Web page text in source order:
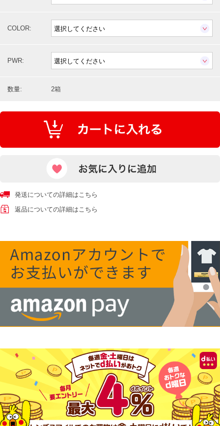
COLOR:
PWR:
数量: 2箱
発送についての詳細はこちら
返品についての詳細はこちら